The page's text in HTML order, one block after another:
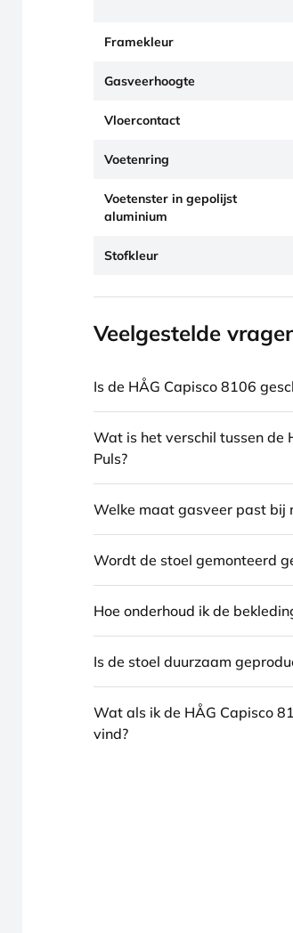
Framekleur
Gasveerhoogte
Vloercontact
Voetenring
Voetenster in gepolijst
aluminium
Stofkleur
Veelgestelde
Is de HÅG Capisco 8106
Wat is het verschil tussen de
Puls?
Welke maat gasveer past bij
Wordt de stoel gemonteerd
Hoe onderhoud ik de
Is de stoel duurzaam
Wat als ik de HÅG Capisco
vind?